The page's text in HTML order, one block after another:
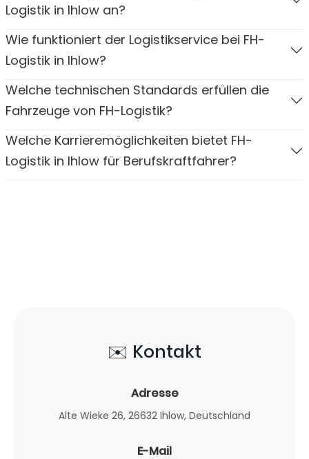
Logistik in Ihlow an?
Wie funktioniert der Logistikservice bei FH-
Logistik in Ihlow?
Welche technischen Standards erfüllen die
Fahrzeuge von FH-Logistik?
Welche Karrieremöglichkeiten bietet FH-
Logistik in Ihlow für Berufskraftfahrer?
✉️ Kontakt
Adresse
Alte Wieke 26, 26632 Ihlow, Deutschland
E-Mail